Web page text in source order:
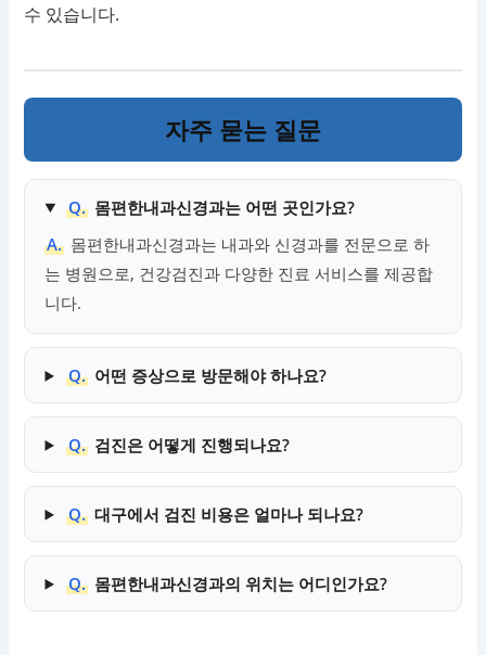
수 있습니다.
자주 묻는 질문
Q. 몸편한내과신경과는 어떤 곳인가요?
A. 몸편한내과신경과는 내과와 신경과를 전문으로 하
는 병원으로, 건강검진과 다양한 진료 서비스를 제공합
니다.
Q. 어떤 증상으로 방문해야 하나요?
Q. 검진은 어떻게 진행되나요?
Q. 대구에서 검진 비용은 얼마나 되나요?
Q. 몸편한내과신경과의 위치는 어디인가요?